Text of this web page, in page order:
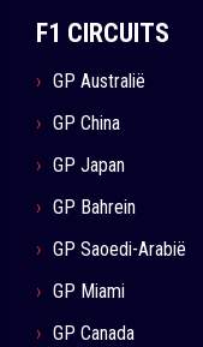
F1 CIRCUITS
GP Australië
GP China
GP Japan
GP Bahrein
GP Saoedi-Arabië
GP Miami
GP Canada